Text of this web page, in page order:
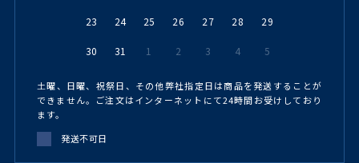
23 24 25 26 27 28 29
30 31 1 2 3 4 5
土曜、日曜、祝祭日、その他弊社指定日は商品を発送することが
できません。ご注文はインターネットにて24時間お受けしており
ます。
発送不可日